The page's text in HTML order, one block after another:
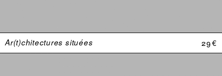
Ar(t)chitectures situées 29 €